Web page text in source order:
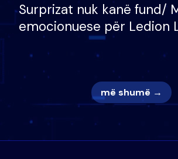
Surprizat nuk kanë fund/
emocionuese për Ledion
nëna dhe fëmijët e tij,
nuk i mban dot lotët: Nuk
më shumë →